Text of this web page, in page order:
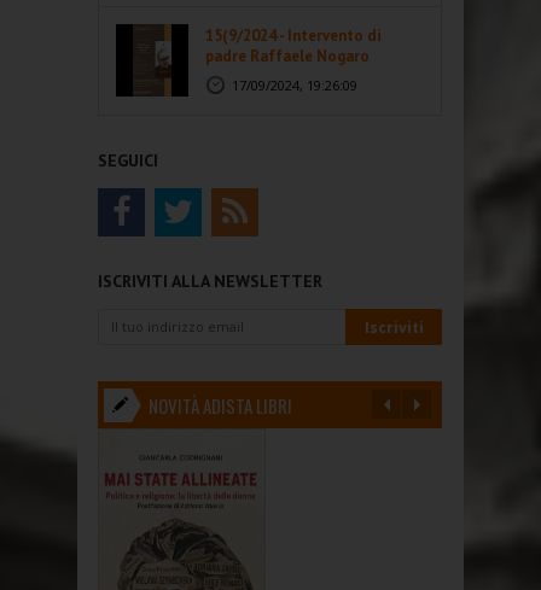
15(9/2024 - Intervento di
padre Raffaele Nogaro
17/09/2024, 19:26:09
SEGUICI
ISCRIVITI ALLA NEWSLETTER
NOVITÀ ADISTA LIBRI